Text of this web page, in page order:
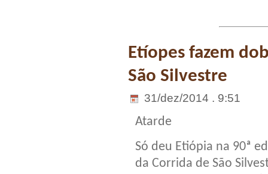
Etíopes fazem
São Silvestre
31/dez/2014 . 9:51
Atarde
Só deu Etiópia na 90ª
da Corrida de São